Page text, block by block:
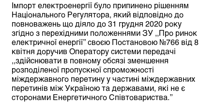
Імпорт електроенергії було припинено рішенням
Національного Регулятора, який відповідно до
повноважень що діяло до 31 грудня 2020 року
згідно з перехідними положеннями ЗУ ,,Про ринок
електричної енергії’’ своєю Постановою №766 від 8
квітня доручив Оператору системи передачі
,,здійснювати в повному обсязі зменшення
розподіленої пропускної спроможності
міждержавного перетину у частині міждержавних
перетинів між Україною та державами, які не є
сторонами Енергетичного Співтовариства.’’